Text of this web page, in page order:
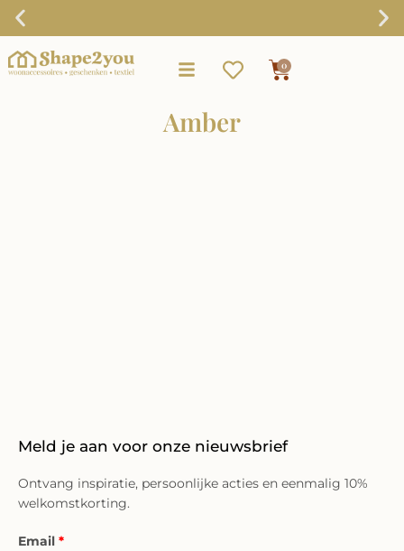
Gratis verzending vanaf €75,-
0
Amber
Meld je aan voor onze nieuwsbrief
Ontvang inspiratie, persoonlijke acties en eenmalig 10%
welkomstkorting.
Email *